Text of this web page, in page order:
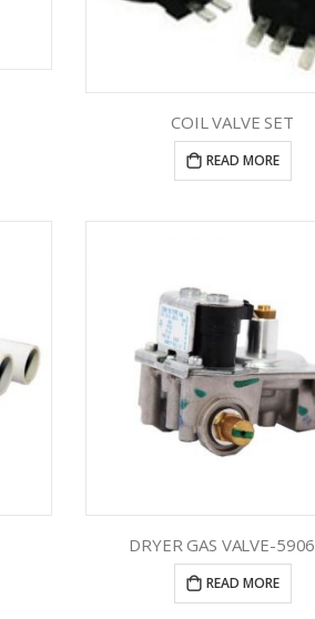
COIL VALVE SET
READ MORE
DRYER GAS VALVE-
READ MORE